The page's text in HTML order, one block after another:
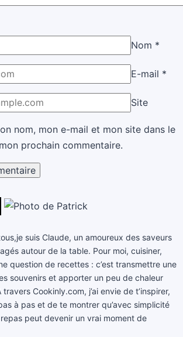
Nom *
E-mail *
Site
nom, mon e-mail et mon site dans le
prochain commentaire.
suis Claude, un amoureux des saveurs
autour de la table. Pour moi, cuisiner,
question de recettes : c’est transmettre une
souvenirs et apporter un peu de chaleur
Cookinly.com, j’ai envie de t’inspirer,
à pas et de te montrer qu’avec simplicité
peut devenir un vrai moment de